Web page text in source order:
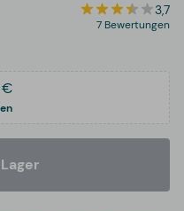
3,7
7 Bewertungen
€